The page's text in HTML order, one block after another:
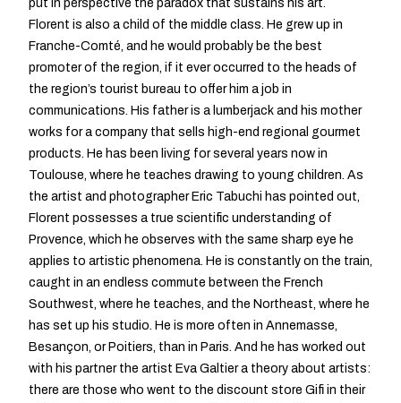
put in perspective the paradox that sustains his art.
Florent is also a child of the middle class. He grew up in
Franche-Comté, and he would probably be the best
promoter of the region, if it ever occurred to the heads of
the region’s tourist bureau to offer him a job in
communications. His father is a lumberjack and his mother
works for a company that sells high-end regional gourmet
products. He has been living for several years now in
Toulouse, where he teaches drawing to young children. As
the artist and photographer Eric Tabuchi has pointed out,
Florent possesses a true scientific understanding of
Provence, which he observes with the same sharp eye he
applies to artistic phenomena. He is constantly on the train,
caught in an endless commute between the French
Southwest, where he teaches, and the Northeast, where he
has set up his studio. He is more often in Annemasse,
Besançon, or Poitiers, than in Paris. And he has worked out
with his partner the artist Eva Galtier a theory about artists:
there are those who went to the discount store Gifi in their